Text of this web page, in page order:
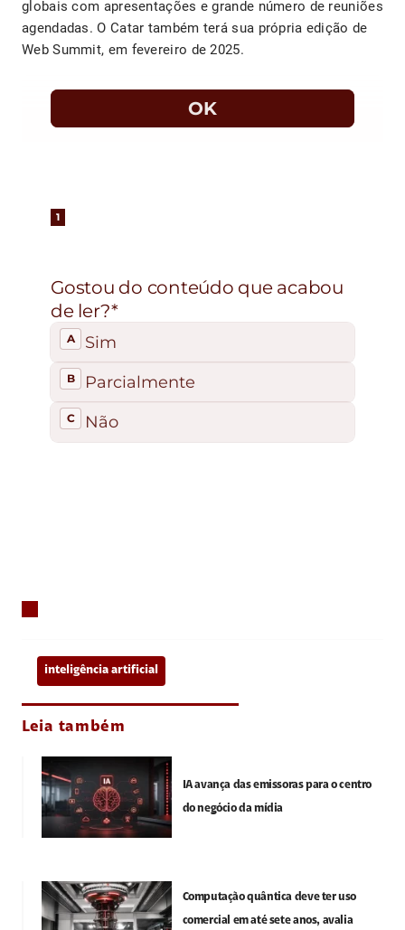
globais com apresentações e grande número de reuniões
agendadas. O Catar também terá sua própria edição de
Web Summit, em fevereiro de 2025.
inteligência artificial
Leia também
IA avança das emissoras para o centro
do negócio da mídia
Computação quântica deve ter uso
comercial em até sete anos, avalia